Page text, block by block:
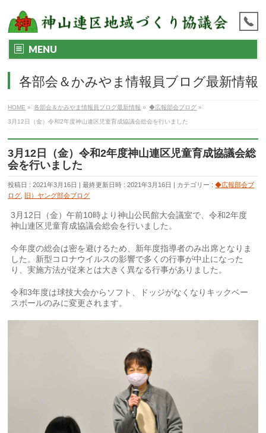
MENU
各部会＆かみやま情報員ブログ最新情報
HOME » 各部会＆かみやま情報員ブログ最新情報 » ◆広報部会ブログ »
3月12日（金）令和2年度神山連区児童育成協議会総会を行いました
3月12日（金）令和2年度神山連区児童育成協議会総
会を行いました
投稿日 : 2021年3月16日 最終更新日時 : 2021年3月16日 カテゴリー :◆広報部会ブ
ログ
旧）ヤング部会ブログ
3月12日（金）午前10時より神山公民館大会議室で、令和2年度
神山連区児童育成協議会総会を行いました。
今年度の総会は密を避けるため、新年度指導者のみ出席となりま
した。新型コロナウイルスの影響で多くの行事が中止になった
り、実施方法が従来とは大きく異なる行事がありました。
令和3年度は球技大会からソフト、ドッジがなくなりキックベー
スボールのみに変更されます。